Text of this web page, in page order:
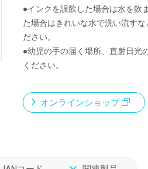
●インクを誤飲した場合は水を飲
た場合はきれいな水で洗い流す
ださい。
●幼児の手の届く場所、直射日光
ください。
オンラインショップ